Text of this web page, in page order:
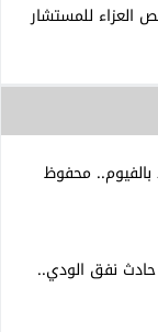
العزاء للمستشار
محفوظ
حادث نفق الودي..